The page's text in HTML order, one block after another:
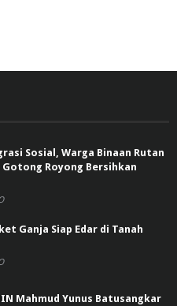
Sosial, Warga Binaan Rutan
Gotong Royong Bersihkan
Ganja Siap Edar di Tanah
Mahmud Yunus Batusangkar